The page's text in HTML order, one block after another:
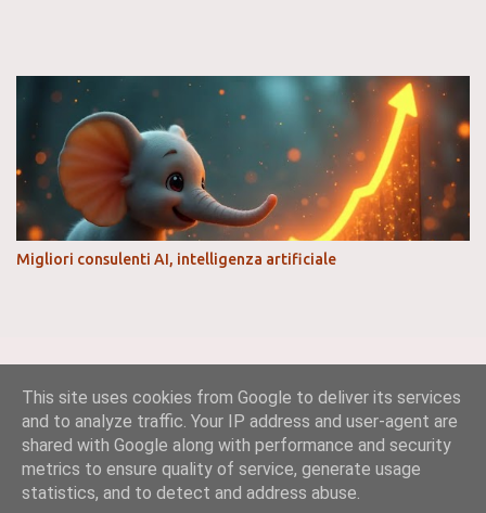
Migliori consulenti AI, intelligenza artificiale
This site uses cookies from Google to deliver its services
and to analyze traffic. Your IP address and user-agent are
shared with Google along with performance and security
metrics to ensure quality of service, generate usage
statistics, and to detect and address abuse.